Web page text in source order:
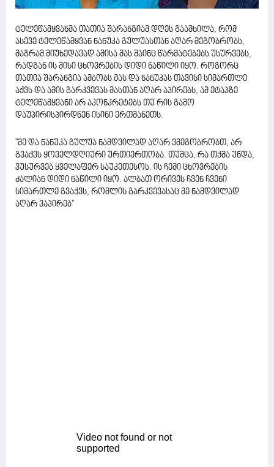
ტელეწამყვანმა თათია შარანგიამ დღეს გაამხილა, რომ
ასევე ტელეწამყვან ნანუკა გულუასთან აღარ მეგობრობს,
მაგრამ მიუხედავად ამისა მას მაინც წარმატებებს უსურვებს,
რადგან ის მისი ცხოვრების დიდი ნაწილი იყო. როგორც
თათია შარანგია ამბობს მას და ნანუკას თავისი სიმართლე
აქვს და ამის გარკვევას მასთან აღარ აპირებს, ამ ეტაპზე
ტელეწამყვანი არ აკონკრეტებს თუ რის გამო
დაუპირისპირდნენ ისინი ერთმანეთს.
''მე და ნანუკა გულუა ნამდვილად აღარ ვმეგობრობთ, არ
გვაქვს ყოველდღიური ურთიერთობა. თუმცა, რა თქმა უნდა,
ვუსურვებ ყველაფერ საუკეთესოს. ის ჩემი ცხოვრების
ძალიან დიდი ნაწილი იყო. ალბათ ორივეს ჩვენ ჩვენი
სიმართლე გვაქვს, რომლის გარკვევასაც მე ნამდვილად
აღარ ვაპირებ''